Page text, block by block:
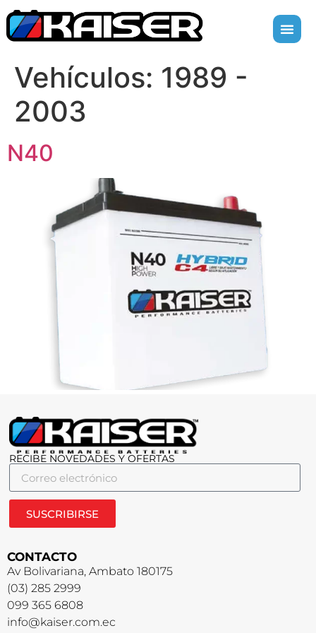
Vehículos: 1989 -
2003
N40
RECIBE NOVEDADES Y OFERTAS
SUSCRIBIRSE
CONTACTO
Av Bolivariana, Ambato 180175
(03) 285 2999
099 365 6808
info@kaiser.com.ec